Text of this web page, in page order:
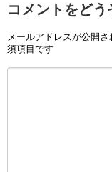
コメントをどう
メールアドレスが公開さ
須項目です